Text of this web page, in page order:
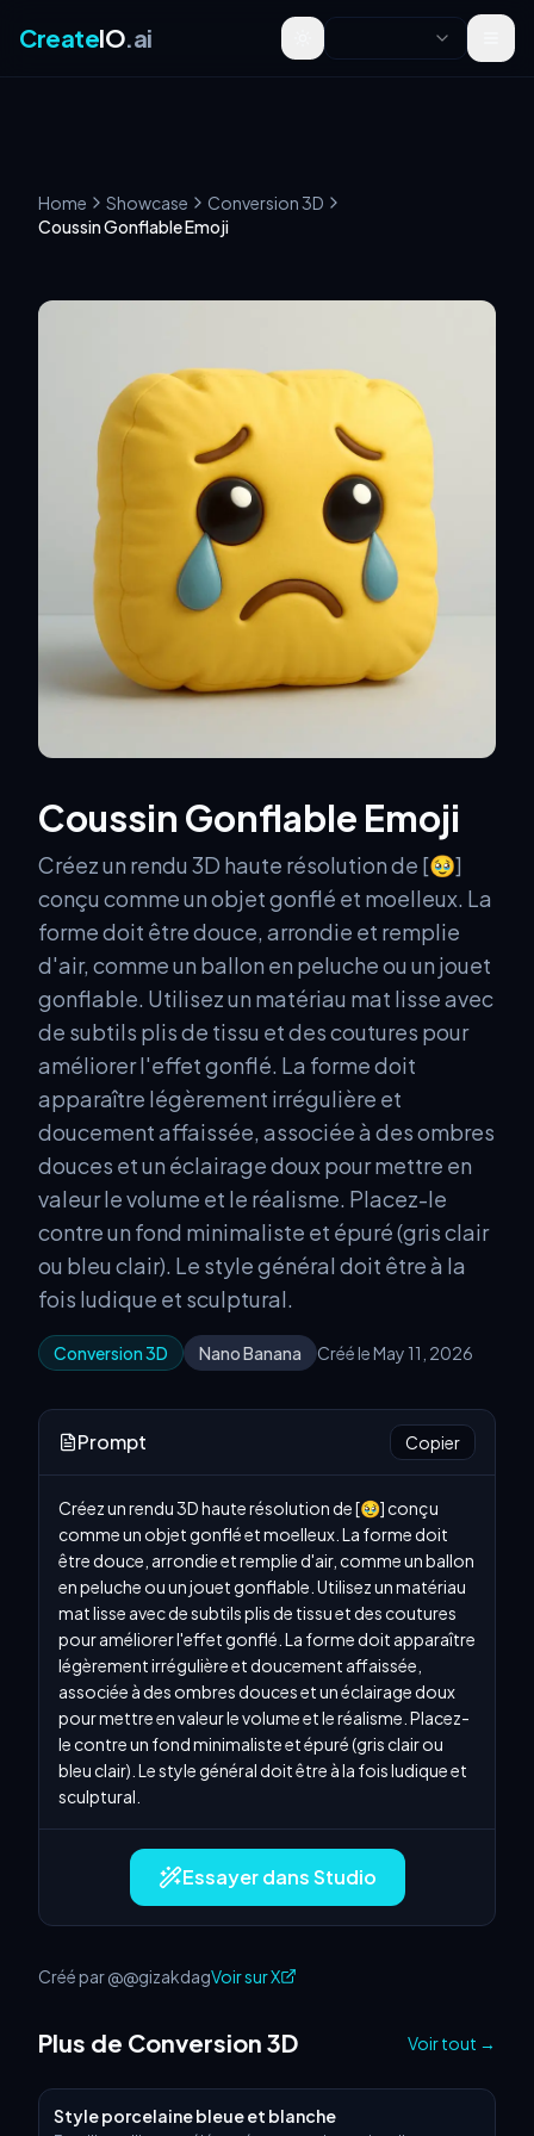
CreateIO.ai Toggle theme
Home Showcase
Conversion 3D
Coussin Gonflable Emoji
Coussin Gonflable Emoji
Créez un rendu 3D haute résolution de [🥹]
conçu comme un objet gonflé et moelleux. La
forme doit être douce, arrondie et remplie
d'air, comme un ballon en peluche ou un jouet
gonflable. Utilisez un matériau mat lisse avec
de subtils plis de tissu et des coutures pour
améliorer l'effet gonflé. La forme doit
apparaître légèrement irrégulière et
doucement affaissée, associée à des ombres
douces et un éclairage doux pour mettre en
valeur le volume et le réalisme. Placez-le
contre un fond minimaliste et épuré (gris clair
ou bleu clair). Le style général doit être à la
fois ludique et sculptural.
Conversion 3D Nano Banana Créé le May 11, 2026
Prompt Copier
Créez un rendu 3D haute résolution de [🥹] conçu
comme un objet gonflé et moelleux. La forme doit
être douce, arrondie et remplie d'air, comme un ballon
en peluche ou un jouet gonflable. Utilisez un matériau
mat lisse avec de subtils plis de tissu et des coutures
pour améliorer l'effet gonflé. La forme doit apparaître
légèrement irrégulière et doucement affaissée,
associée à des ombres douces et un éclairage doux
pour mettre en valeur le volume et le réalisme. Placez-
le contre un fond minimaliste et épuré (gris clair ou
bleu clair). Le style général doit être à la fois ludique et
sculptural.
Essayer dans Studio
Créé par @@gizakdagVoir sur X
Plus de Conversion 3D Voir tout →
Style porcelaine bleue et blanche